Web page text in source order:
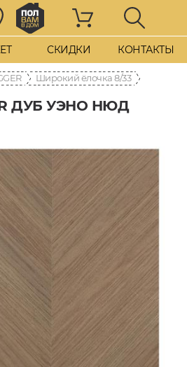
СКИДКИ КОНТАКТЫ
8/33 Широкий ёлочка
ДУБ УЭНО НЮД